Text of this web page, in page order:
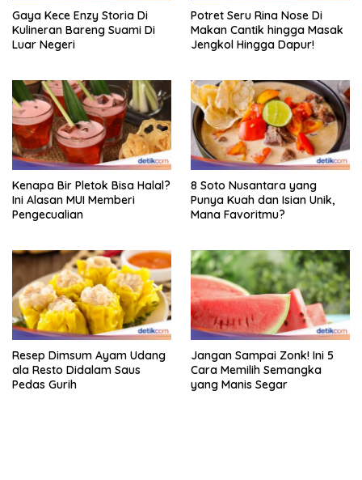
Gaya Kece Enzy Storia Di
Kulineran Bareng Suami Di
Luar Negeri
Potret Seru Rina Nose Di
Makan Cantik hingga Masak
Jengkol Hingga Dapur!
Kenapa Bir Pletok Bisa Halal?
Ini Alasan MUI Memberi
Pengecualian
8 Soto Nusantara yang
Punya Kuah dan Isian Unik,
Mana Favoritmu?
Resep Dimsum Ayam Udang
ala Resto Didalam Saus
Pedas Gurih
Jangan Sampai Zonk! Ini 5
Cara Memilih Semangka
yang Manis Segar